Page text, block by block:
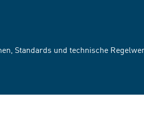
Standards und technische